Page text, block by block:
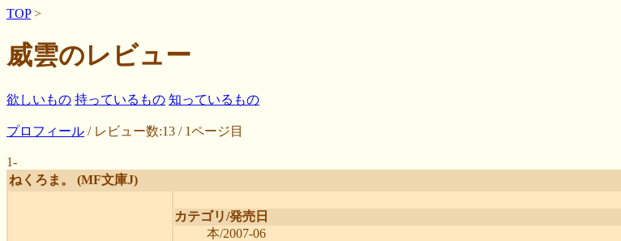
TOP>
威雲のレビュー
欲しいもの 持っているもの 知っているもの
プロフィール / レビュー数:13 / 1ページ目
1-
ねくろま。 (MF文庫J)
カテゴリ/発売日
本/2007-06